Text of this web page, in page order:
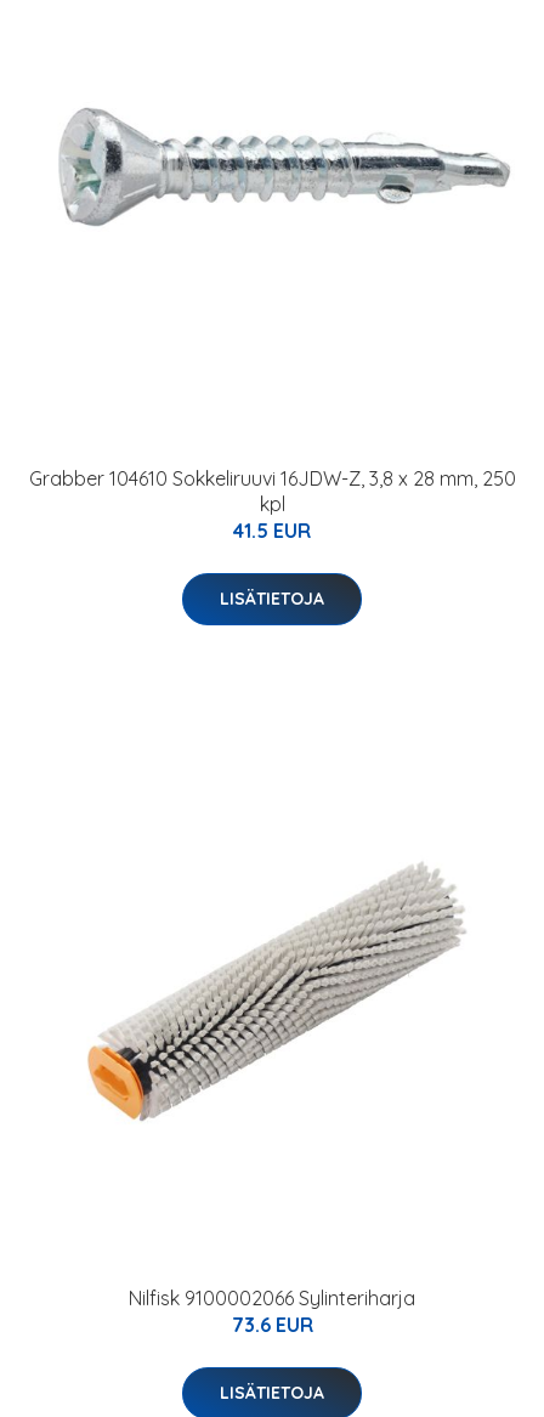
Grabber 104610 Sokkeliruuvi 16JDW-Z, 3,8 x 28 mm, 250
kpl
41.5 EUR
LISÄTIETOJA
Nilfisk 9100002066 Sylinteriharja
73.6 EUR
LISÄTIETOJA